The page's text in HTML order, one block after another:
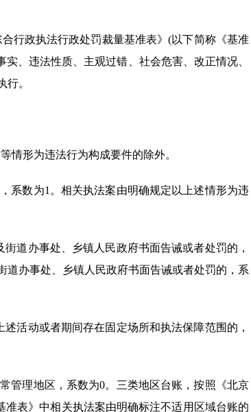
行政执法行政处罚裁量基准表》(以下简称《基准
、违法性质、主观过错、社会危害、改正情况、
。
形为违法行为构成要件的除外。
数为1。相关执法案由明确规定以上述情形为违
道办事处、乡镇人民政府书面告诫或者处罚的，
道办事处、乡镇人民政府书面告诫或者处罚的，系
活动或者期间存在固定场所和执法保障范围的，
理地区，系数为0。三类地区台账，按照《北京
表》中相关执法案由明确标注不适用区域台账的